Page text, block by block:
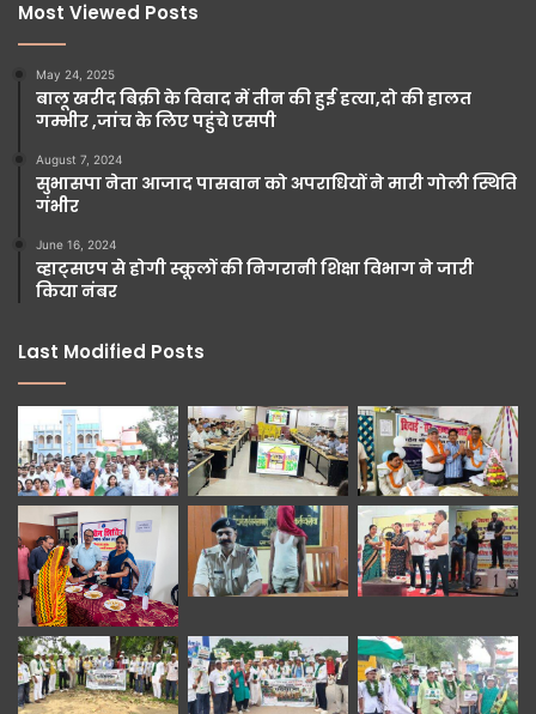
Most Viewed Posts
May 24, 2025
बालू खरीद बिक्री के विवाद में तीन की हुई हत्या,दो की हालत
गम्भीर ,जांच के लिए पहुंचे एसपी
August 7, 2024
सुभासपा नेता आजाद पासवान को अपराधियों ने मारी गोली स्थिति
गंभीर
June 16, 2024
व्हाट्सएप से होगी स्कूलों की निगरानी शिक्षा विभाग ने जारी
किया नंबर
Last Modified Posts